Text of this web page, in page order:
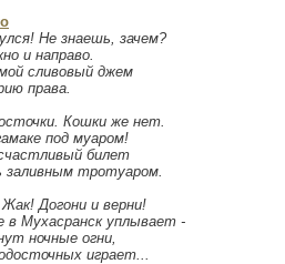
Не знаешь, зачем?
и направо.
сливовый джем
права.
Кошки же нет.
под муаром!
билет
заливным тротуаром.
Догони и верни!
Мухасранск уплывает -
ночные огни,
играет...